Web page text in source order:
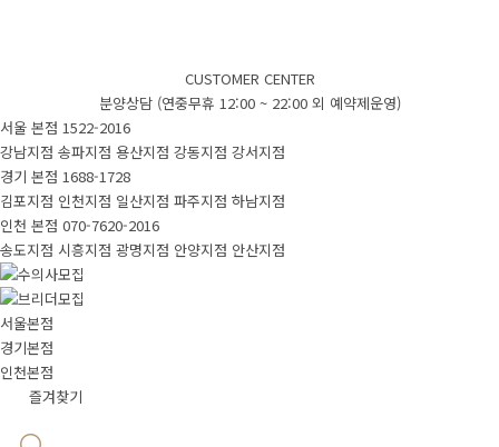
CUSTOMER CENTER
분양상담 (연중무휴 12:00 ~ 22:00 외 예약제운영)
서울 본점 1522-2016
강남지점 송파지점 용산지점 강동지점 강서지점
경기 본점 1688-1728
김포지점 인천지점 일산지점 파주지점 하남지점
인천 본점 070-7620-2016
송도지점 시흥지점 광명지점 안양지점 안산지점
서울본점
경기본점
인천본점
즐겨찾기